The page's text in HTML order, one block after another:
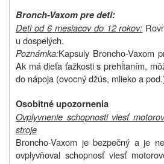
Bronch-Vaxom pre deti:
Deti od 6 mesiacov do 12 rokov:
u dospelých.
Poznámka:Kapsuly Broncho-Vaxom
Ak má dieťa ťažkosti s prehĺtaním,
do nápoja (ovocný džús, mlieko a
Osobitné upozornenia
Ovplyvnenie schopnosti viesť
stroje
Broncho-Vaxom je bezpečný a je
ovplyvňoval schopnosť viesť